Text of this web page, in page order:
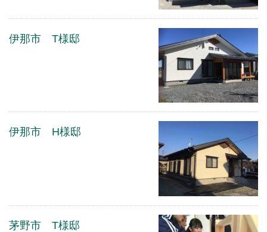
伊那市 T様邸
伊那市 H様邸
茅野市 T様邸